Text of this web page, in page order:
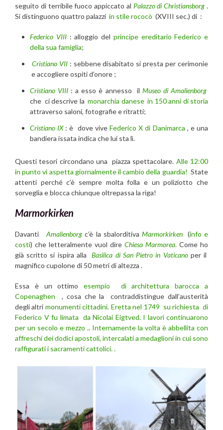
seguito di terribile fuoco appiccato al Palazzo di Christiansborg .
Si distinguono quattro palazzi in stile rococò (XVIII sec.) di :
Federico VIII : alloggio del principe ereditario Federico e
della sua famiglia;
Cristiano VII : sebbene disabitato si presta per cerimonie
e accogliere ospiti d’onore ;
Cristiano VIII : a esso è annesso il Museo di Amalienborg
che ci descrive lamonarchia danese in 150 anni di storia
attraverso saloni, fotografie e ritratti;
Cristiano IX : è dove viveFederico X di Danimarca , e una
bandiera issata indica che lui sta lì.
Questi tesori circondano una piazza spettacolare. Alle 12:00
in punto vi aspetta giornalmente il cambio della guardia! State
attenti perché c’è sempre molta folla e un poliziotto che
sorveglia e blocca chiunque oltrepassa la riga!
Marmorkirken
DavantiAmalienborg c’è la sbalorditiva Marmorkirken (info e
costi) che letteralmente vuol dire Chiesa Marmorea. Come ho
già scritto si ispira allaBasilica di San Pietro in Vaticanoper il
magnifico cupolone di 50 metri di altezza .
Essa è un ottimoesempio di architettura barocca a
Copenaghen
, cosa che la contraddistingue dall’austerità
degli altri monumenti cittadini. Eretta nel 1749 su richiesta di
Federico V fu limata da Nicolai Eigtved. I lavori continuarono
per un secolo e mezzo .. Internamente la volta è abbellita con
affreschi dei dodici apostoli, intercalati a medaglioni in cui sono
raffigurati i sacramenti cattolici. .